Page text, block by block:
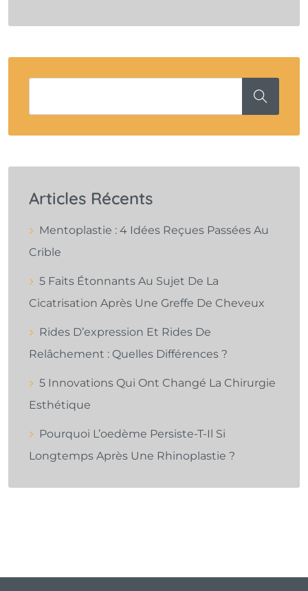
Articles Récents
Mentoplastie : 4 Idées Reçues Passées Au
Crible
5 Faits Étonnants Au Sujet De La
Cicatrisation Après Une Greffe De Cheveux
Rides D’expression Et Rides De
Relâchement : Quelles Différences ?
5 Innovations Qui Ont Changé La Chirurgie
Esthétique
Pourquoi L’oedème Persiste-T-Il Si
Longtemps Après Une Rhinoplastie ?